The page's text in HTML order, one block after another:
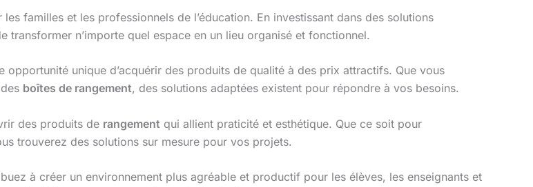
familles et les professionnels de l’éducation. En investissant dans des solutions
transformer n’importe quel espace en un lieu organisé et fonctionnel.
opportunité unique d’acquérir des produits de qualité à des prix attractifs. Que vous
boîtes de rangement, des solutions adaptées existent pour répondre à vos besoins.
des produits de rangement qui allient praticité et esthétique. Que ce soit pour
trouverez des solutions sur mesure pour vos projets.
à créer un environnement plus agréable et productif pour les élèves, les enseignants et